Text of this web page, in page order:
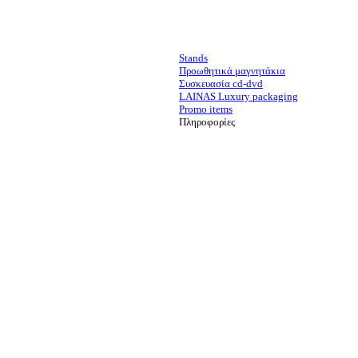
Stands
Προωθητικά μαγνητάκια
Συσκευασία cd-dvd
LAINAS Luxury packaging
Promo items
Πληροφορίες